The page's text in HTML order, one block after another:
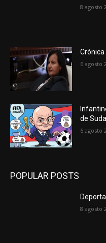
8 agosto
6 agosto
de
6 agosto
POPULAR POSTS
8 agosto